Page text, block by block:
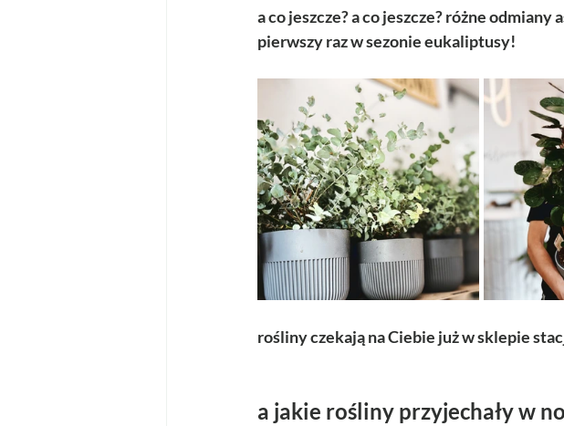
a co jeszcze? a co jeszcze? różne
pierwszy raz w sezonie eukaliptusy!
rośliny czekają na Ciebie już w sklepie
a jakie rośliny przyjechały w